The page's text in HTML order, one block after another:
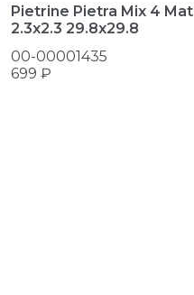
Pietrine Pietra Mix 4 Mat
2.3х2.3 29.8x29.8
00-00001435
699 ₽